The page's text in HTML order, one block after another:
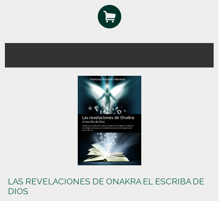
LAS REVELACIONES DE ONAKRA EL ESCRIBA DE
DIOS